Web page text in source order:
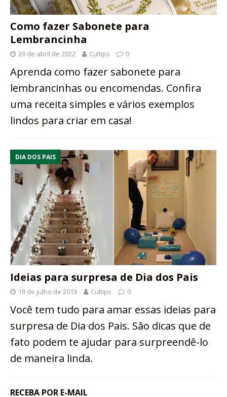
Como fazer Sabonete para
Lembrancinha
29 de abril de 2022 Cultips 0
Aprenda como fazer sabonete para
lembrancinhas ou encomendas. Confira
uma receita simples e vários exemplos
lindos para criar em casa!
DIA DOS PAIS
Ideias para surpresa de Dia dos Pais
19 de julho de 2019 Cultips 0
Você tem tudo para amar essas ideias para
surpresa de Dia dos Pais. São dicas que de
fato podem te ajudar para surpreendê-lo
de maneira linda.
RECEBA POR E-MAIL